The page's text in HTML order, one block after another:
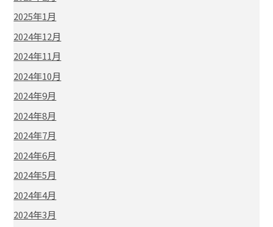
2025年1月
2024年12月
2024年11月
2024年10月
2024年9月
2024年8月
2024年7月
2024年6月
2024年5月
2024年4月
2024年3月